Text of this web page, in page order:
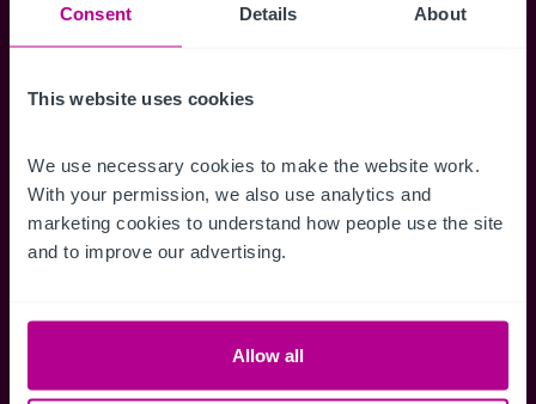
Consent Details About
This website uses cookies
We use necessary cookies to make the website work.
With your permission, we also use analytics and
marketing cookies to understand how people use the site
and to improve our advertising.
Allow all
Benachrichtigungen für neuen Objekten zu
Zugriff auf alle
Informationen
Verkaufsmandate - exklusiv für
Speichern
Suchkriterien